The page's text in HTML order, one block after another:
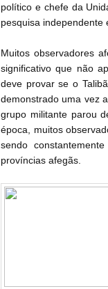
político e chefe da
pesquisa independente
Muitos observadores
significativo que não
deve provar se o
demonstrado uma vez
grupo militante parou
época, muitos
sendo
províncias afegãs.